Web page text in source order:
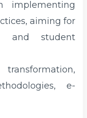
implementing
aiming for
and student
e-